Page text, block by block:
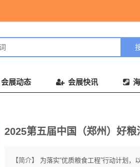
会展动态 会展快讯
2025第五届中国（郑州）好
【简介】
为落实“优质粮食工程”行动计划